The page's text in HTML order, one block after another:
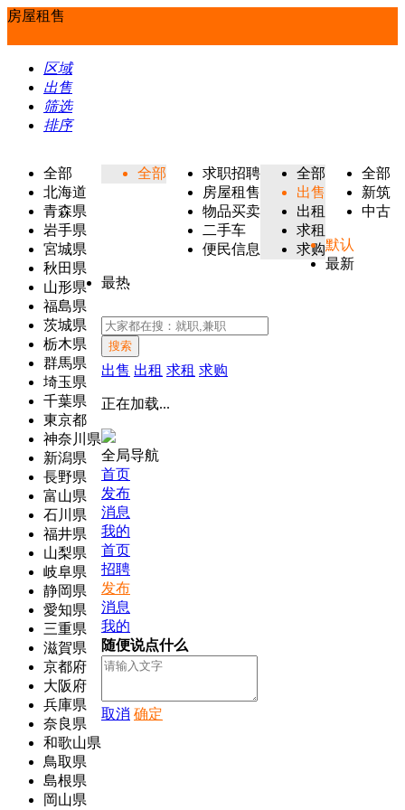
房屋租售
区域
出售
筛选
排序
全部
北海道
青森県
岩手県
宮城県
秋田県
山形県
福島県
茨城県
栃木県
群馬県
埼玉県
千葉県
東京都
神奈川県
新潟県
長野県
富山県
石川県
福井県
山梨県
岐阜県
静岡県
愛知県
三重県
滋賀県
京都府
大阪府
兵庫県
奈良県
和歌山県
鳥取県
島根県
岡山県
全部
求职招聘
房屋租售
物品买卖
二手车
便民信息
全部
出售
出租
求租
求购
全部
新筑
中古
默认
最新
最热
搜索
出售 出租 求租 求购
正在加载...
全局导航
首页
发布
消息
我的
首页
招聘
发布
消息
我的
随便说点什么
取消 确定